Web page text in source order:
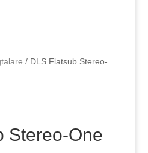
/ DLS Flatsub Stereo-
Stereo-One